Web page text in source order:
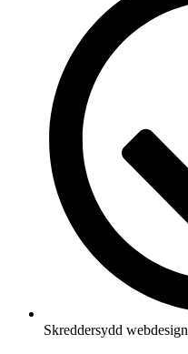
Skreddersydd webdesign